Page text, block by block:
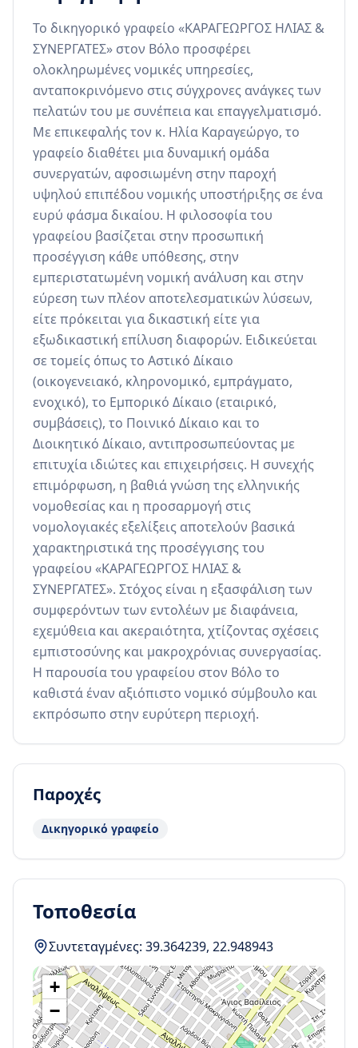
Το δικηγορικό γραφείο «ΚΑΡΑΓΕΩΡΓΟΣ ΗΛΙΑΣ &
ΣΥΝΕΡΓΑΤΕΣ» στον Βόλο προσφέρει
ολοκληρωμένες νομικές υπηρεσίες,
ανταποκρινόμενο στις σύγχρονες ανάγκες των
πελατών του με συνέπεια και επαγγελματισμό.
Με επικεφαλής τον κ. Ηλία Καραγεώργο, το
γραφείο διαθέτει μια δυναμική ομάδα
συνεργατών, αφοσιωμένη στην παροχή
υψηλού επιπέδου νομικής υποστήριξης σε ένα
ευρύ φάσμα δικαίου. Η φιλοσοφία του
γραφείου βασίζεται στην προσωπική
προσέγγιση κάθε υπόθεσης, στην
εμπεριστατωμένη νομική ανάλυση και στην
εύρεση των πλέον αποτελεσματικών λύσεων,
είτε πρόκειται για δικαστική είτε για
εξωδικαστική επίλυση διαφορών. Ειδικεύεται
σε τομείς όπως το Αστικό Δίκαιο
(οικογενειακό, κληρονομικό, εμπράγματο,
ενοχικό), το Εμπορικό Δίκαιο (εταιρικό,
συμβάσεις), το Ποινικό Δίκαιο και το
Διοικητικό Δίκαιο, αντιπροσωπεύοντας με
επιτυχία ιδιώτες και επιχειρήσεις. Η συνεχής
επιμόρφωση, η βαθιά γνώση της ελληνικής
νομοθεσίας και η προσαρμογή στις
νομολογιακές εξελίξεις αποτελούν βασικά
χαρακτηριστικά της προσέγγισης του
γραφείου «ΚΑΡΑΓΕΩΡΓΟΣ ΗΛΙΑΣ &
ΣΥΝΕΡΓΑΤΕΣ». Στόχος είναι η εξασφάλιση των
συμφερόντων των εντολέων με διαφάνεια,
εχεμύθεια και ακεραιότητα, χτίζοντας σχέσεις
εμπιστοσύνης και μακροχρόνιας συνεργασίας.
Η παρουσία του γραφείου στον Βόλο το
καθιστά έναν αξιόπιστο νομικό σύμβουλο και
εκπρόσωπο στην ευρύτερη περιοχή.
Παροχές
Δικηγορικό γραφείο
Τοποθεσία
Συντεταγμένες: 39.364239, 22.948943
+
−